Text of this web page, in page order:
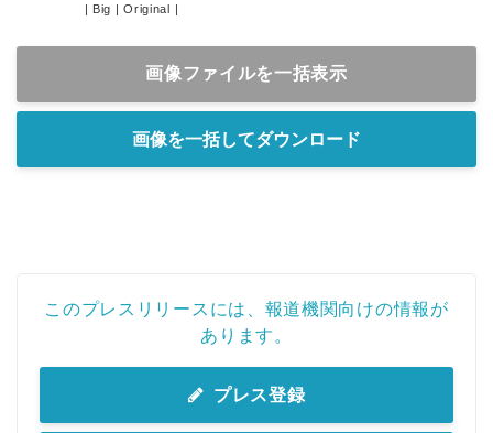
| Big |Original |
画像ファイルを一括表示
画像を一括してダウンロード
このプレスリリースには、報道機関向けの情報が
あります。
プレス登録